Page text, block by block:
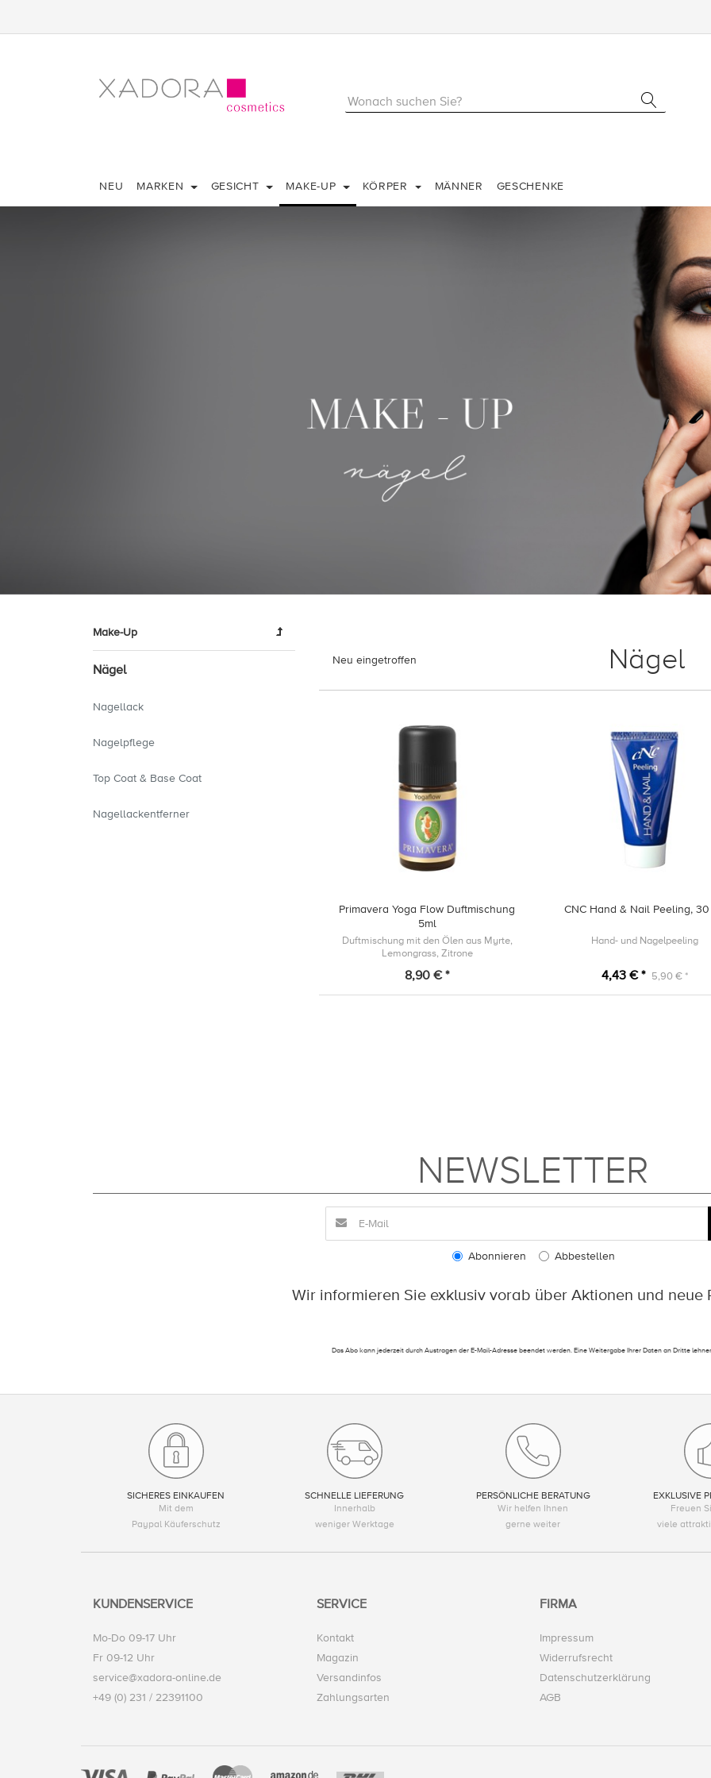
NEU MARKEN GESICHT MAKE-UP KÖRPER MÄNNER GESCHENKE
Make-Up
Nägel
Nagellack
Nagelpflege
Top Coat & Base Coat
Nagellackentferner
Nägel
Neu eingetroffen
Primavera Yoga Flow Duftmischung
5ml
Duftmischung mit den Ölen aus Myrte,
Lemongrass, Zitrone
8,90 € *
CNC Hand & Nail Peeling,
Hand- und Nagelpeeling
4,43 € * 5,90 € *
NEWSLETTER
Abonnieren Abbestellen
Wir informieren Sie exklusiv vorab über Aktionen und neue
Das Abo kann jederzeit durch Austragen der E-Mail-Adresse beendet werden. Eine Weitergabe Ihrer Daten an Dritte
SICHERES EINKAUFEN
Mit dem
Paypal Käuferschutz
SCHNELLE LIEFERUNG
Innerhalb
weniger Werktage
PERSÖNLICHE BERATUNG
Wir helfen Ihnen
gerne weiter
EXKLUSIVE
Freuen
viele
KUNDENSERVICE
Mo-Do 09-17 Uhr
Fr 09-12 Uhr
service@xadora-online.de
+49 (0) 231 / 22391100
SERVICE
Kontakt
Magazin
Versandinfos
Zahlungsarten
FIRMA
Impressum
Widerrufsrecht
Datenschutzerklärung
AGB